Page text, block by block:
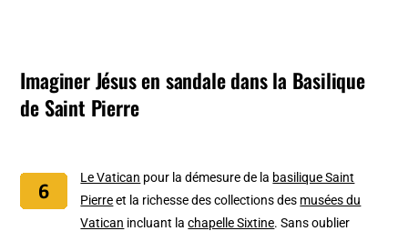
Imaginer Jésus en sandale dans la Basilique
de Saint Pierre
Le Vatican pour la démesure de la basilique Saint
Pierreet la richesse des collections des musées du
Vatican incluant lachapelle Sixtine. Sans oublier